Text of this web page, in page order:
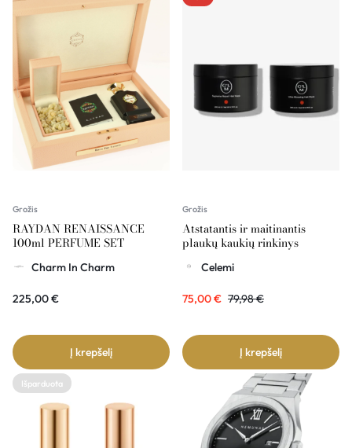
Grožis
RAYDAN RENAISSANCE
100ml PERFUME SET
Charm In Charm
225,00€
Į krepšelį
Grožis
Atstatantis ir maitinantis
plaukų kaukių rinkinys
Celemi
75,00€ 79,98€
Į krepšelį
Išparduota